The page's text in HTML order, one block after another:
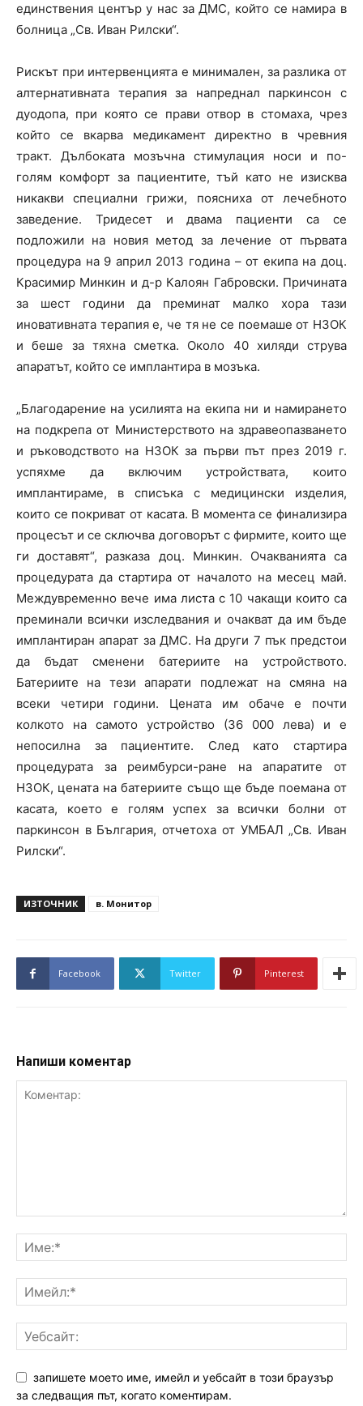
единствения център у нас за ДМС, който се намира в
болница „Св. Иван Рилски“.
Рискът при интервенцията е минимален, за разлика от
алтернативната терапия за напреднал паркинсон с
дуодопа, при която се прави отвор в стомаха, чрез
който се вкарва медикамент директно в чревния
тракт. Дълбоката мозъчна стимулация носи и по-
голям комфорт за пациентите, тъй като не изисква
никакви специални грижи, поясниха от лечебното
заведение. Тридесет и двама пациенти са се
подложили на новия метод за лечение от първата
процедура на 9 април 2013 година – от екипа на доц.
Красимир Минкин и д-р Калоян Габровски. Причината
за шест години да преминат малко хора тази
иновативната терапия е, че тя не се поемаше от НЗОК
и беше за тяхна сметка. Около 40 хиляди струва
апаратът, който се имплантира в мозъка.
„Благодарение на усилията на екипа ни и намирането
на подкрепа от Министерството на здравеопазването
и ръководството на НЗОК за първи път през 2019 г.
успяхме да включим устройствата, които
имплантираме, в списъка с медицински изделия,
които се покриват от касата. В момента се финализира
процесът и се сключва договорът с фирмите, които ще
ги доставят“, разказа доц. Минкин. Очакванията са
процедурата да стартира от началото на месец май.
Междувременно вече има листа с 10 чакащи които са
преминали всички изследвания и очакват да им бъде
имплантиран апарат за ДМС. На други 7 пък предстои
да бъдат сменени батериите на устройството.
Батериите на тези апарати подлежат на смяна на
всеки четири години. Цената им обаче е почти
колкото на самото устройство (36 000 лева) и е
непосилна за пациентите. След като стартира
процедурата за реимбурси-ране на апаратите от
НЗОК, цената на батериите също ще бъде поемана от
касата, което е голям успех за всички болни от
паркинсон в България, отчетоха от УМБАЛ „Св. Иван
Рилски“.
ИЗТОЧНИК в. Монитор
Facebook Twitter Pinterest
Напиши коментар
запишете моето име, имейл и уебсайт в този браузър
за следващия път, когато коментирам.